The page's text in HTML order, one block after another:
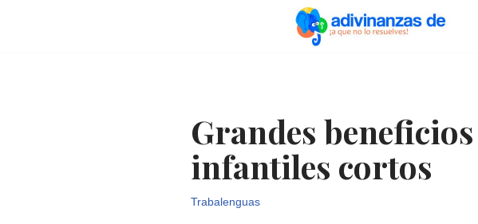
Grandes
infantiles cortos
Trabalenguas